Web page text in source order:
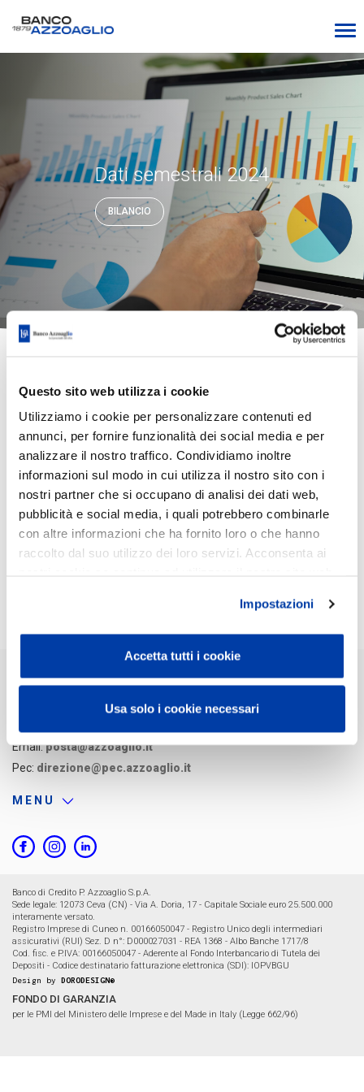
Questo sito web utilizza i cookie
Utilizziamo i cookie per personalizzare contenuti ed
annunci, per fornire funzionalità dei social media e per
analizzare il nostro traffico. Condividiamo inoltre
informazioni sul modo in cui utilizza il nostro sito con i
nostri partner che si occupano di analisi dei dati web,
pubblicità e social media, i quali potrebbero combinarle
con altre informazioni che ha fornito loro o che hanno
raccolto dal suo utilizzo dei loro servizi. Acconsenta ai
Impostazioni
Accetta tutti i cookie
Usa solo i cookie necessari
Dati semestrali 2024
BILANCIO
16 2024
Sono stati pubblicati i dati semestrali del bilancio dell'esercizio
2024 del Banco.
nostro Istituto con fiducia, oltre a tutti i colleghi del Banco,
impegnati per offrire i migliori servizi e le più valide soluzioni alla
clientela.
RECAPITI SEDE
Email:posta@azzoaglio.it
Pec: direzione@pec.azzoaglio.it
MENU
Banco di Credito P. Azzoaglio S.p.A.
Sede legale: 12073 Ceva (CN) - Via A. Doria, 17 - Capitale Sociale euro 25.500.000
interamente versato.
Registro Imprese di Cuneo n. 00166050047 - Registro Unico degli intermediari
assicurativi (RUI) Sez. D n°: D000027031 - REA 1368 - Albo Banche 1717/8
Cod. fisc. e P.IVA: 00166050047 - Aderente al Fondo Interbancario di Tutela dei
Depositi - Codice destinatario fatturazione elettronica (SDI): IOPVBGU
Design by DORODESIGN®
FONDO DI GARANZIA
per le PMI del Ministero delle Imprese e del Made in Italy (Legge 662/96)